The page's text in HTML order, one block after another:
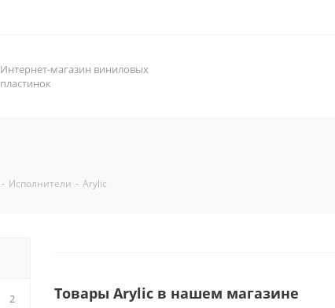
Интернет-магазин виниловых
пластинок
- Исполнители - Arylic
Товары Arylic в нашем магазине
2